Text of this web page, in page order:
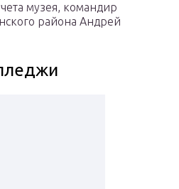
музея, командир
района Андрей